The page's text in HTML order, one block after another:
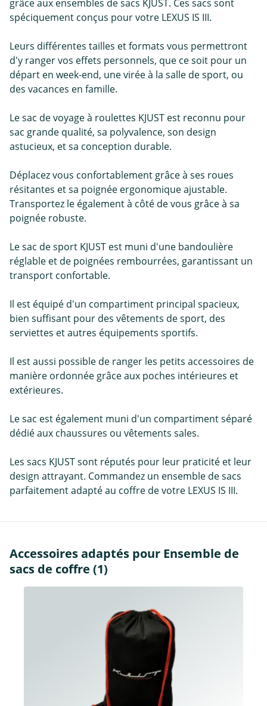
grâce aux ensembles de sacs KJUST. Ces sacs sont
spéciquement conçus pour votre LEXUS IS III.
Leurs différentes tailles et formats vous permettront
d'y ranger vos effets personnels, que ce soit pour un
départ en week-end, une virée à la salle de sport, ou
des vacances en famille.
Le sac de voyage à roulettes KJUST est reconnu pour
sac grande qualité, sa polyvalence, son design
astucieux, et sa conception durable.
Déplacez vous confortablement grâce à ses roues
résitantes et sa poignée ergonomique ajustable.
Transportez le également à côté de vous grâce à sa
poignée robuste.
Le sac de sport KJUST est muni d'une bandoulière
réglable et de poignées rembourrées, garantissant un
transport confortable.
Il est équipé d'un compartiment principal spacieux,
bien suffisant pour des vêtements de sport, des
serviettes et autres équipements sportifs.
Il est aussi possible de ranger les petits accessoires de
manière ordonnée grâce aux poches intérieures et
extérieures.
Le sac est également muni d'un compartiment séparé
dédié aux chaussures ou vêtements sales.
Les sacs KJUST sont réputés pour leur praticité et leur
design attrayant. Commandez un ensemble de sacs
parfaitement adapté au coffre de votre LEXUS IS III.
Accessoires adaptés pour Ensemble de
sacs de coffre (1)